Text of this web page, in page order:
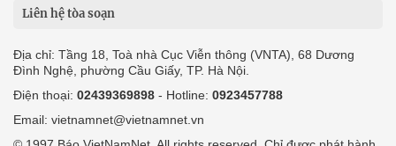
Liên hệ tòa soạn
Địa chỉ: Tầng 18, Toà nhà Cục Viễn thông (VNTA), 68 Dương
Đình Nghệ, phường Cầu Giấy, TP. Hà Nội.
Điện thoại: 02439369898 - Hotline: 0923457788
Email: vietnamnet@vietnamnet.vn